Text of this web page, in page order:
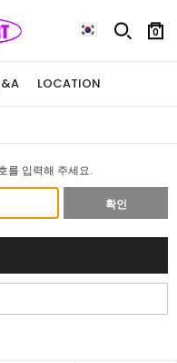
0
LOCATION
를 입력해 주세요.
확인